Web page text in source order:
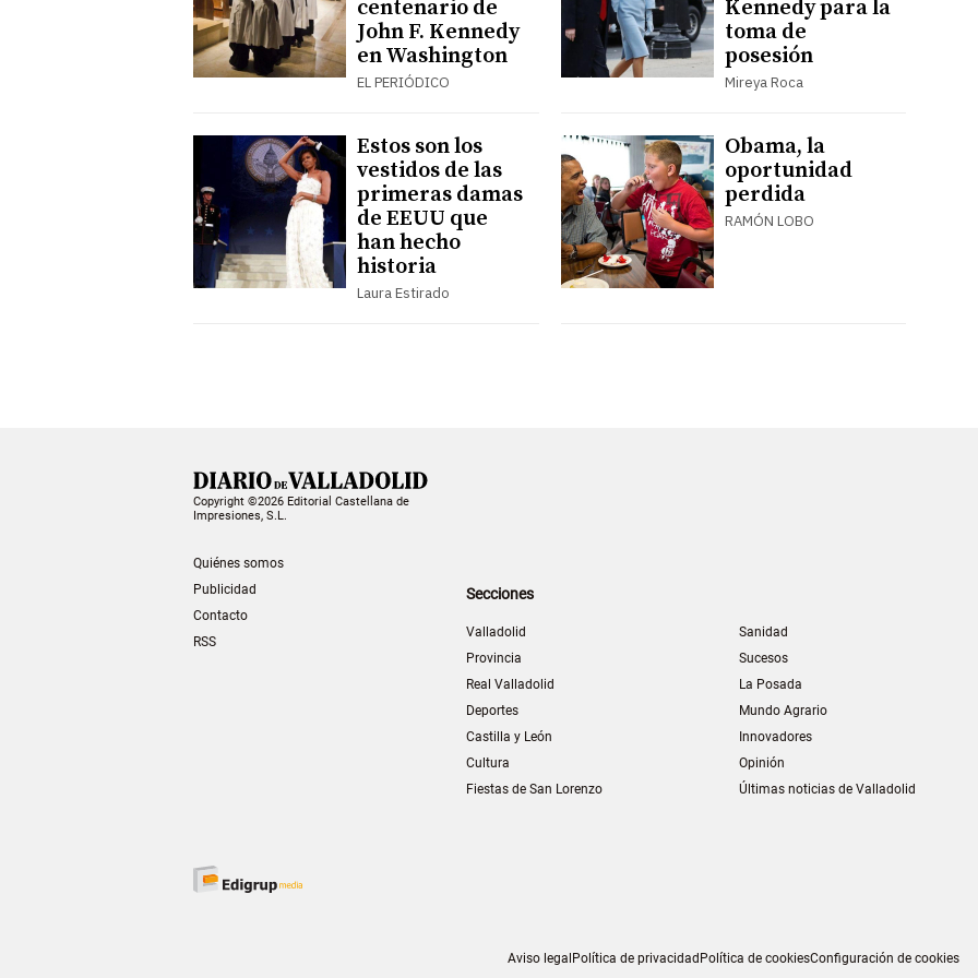
centenario de
John F. Kennedy
en Washington
EL PERIÓDICO
Kennedy para la
toma de
posesión
Mireya Roca
Estos son los
vestidos de las
primeras damas
de EEUU que
han hecho
historia
Laura Estirado
Obama, la
oportunidad
perdida
RAMÓN LOBO
Copyright ©2026 Editorial Castellana de
Impresiones, S.L.
Quiénes somos
Publicidad
Contacto
RSS
Secciones
Valladolid
Provincia
Real Valladolid
Deportes
Castilla y León
Cultura
Fiestas de San Lorenzo
Sanidad
Sucesos
La Posada
Mundo Agrario
Innovadores
Opinión
Últimas noticias de Valladolid
Aviso legal Política de privacidad Política de cookiesConfiguración de cookies